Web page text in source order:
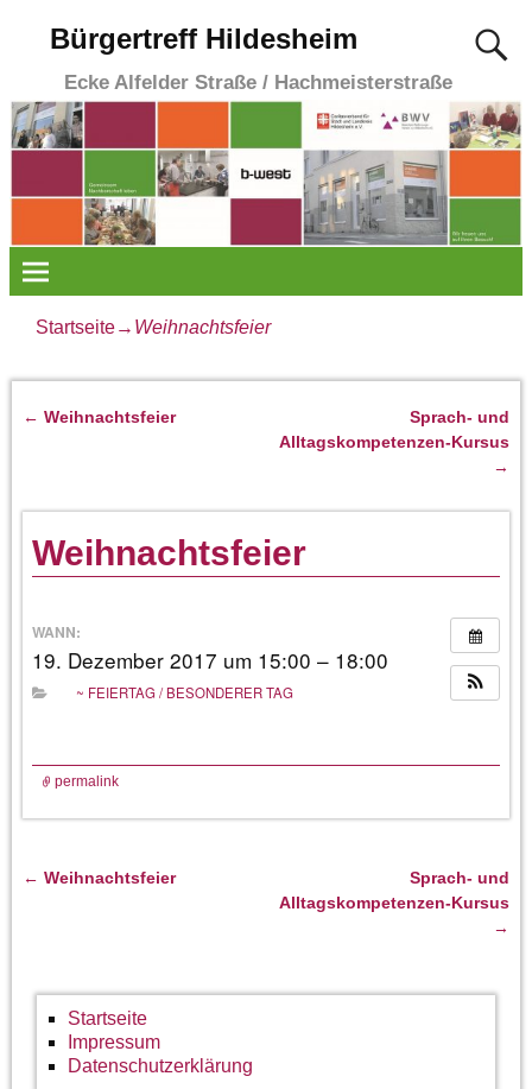
Bürgertreff Hildesheim
Ecke Alfelder Straße / Hachmeisterstraße
Startseite→ Weihnachtsfeier
← Weihnachtsfeier
Sprach- und
Alltagskompetenzen-Kursus
→
Weihnachtsfeier
WANN:
19. Dezember 2017 um 15:00 – 18:00
~ FEIERTAG / BESONDERER TAG
permalink
← Weihnachtsfeier
Sprach- und
Alltagskompetenzen-Kursus
→
Startseite
Impressum
Datenschutzerklärung